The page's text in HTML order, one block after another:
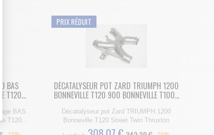
BAS
T120...
BAS
T120...
PRIX RÉDUIT
DÉCATALYSEUR POT ZARD TRIUMPH 1200
BONNEVILLE T120 900 BONNEVILLE T100...
Décatalyseur pot Zard TRIUMPH 1200
Bonneville T120 Street Twin Thruxton
comme l’affluence, les produits les plus consultés, ou encore
code que nous fourni Facebook nous permet de poursuivre nos